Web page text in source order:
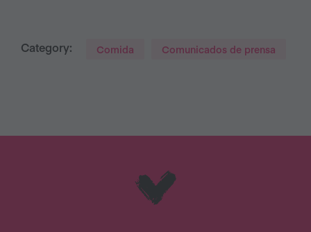
Category: Comida Comunicados de prensa